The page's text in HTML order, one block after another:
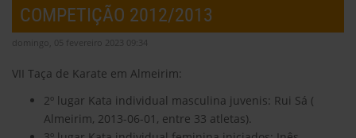
COMPETIÇÃO 2012/2013
domingo, 05 fevereiro 2023 09:34
VII Taça de Karate em Almeirim:
2º lugar Kata individual masculina juvenis: Rui Sá (
Almeirim, 2013-06-01, entre 33 atletas).